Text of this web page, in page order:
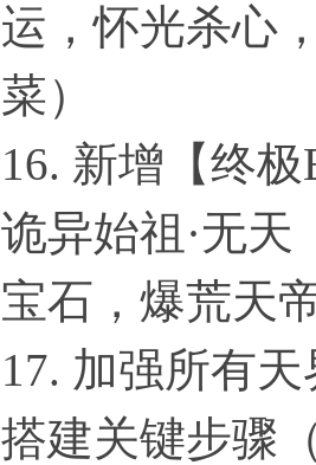
运，怀光杀心
菜）
16. 新增【终
诡异始祖·无
宝石，爆荒天
17. 加强所有
搭建关键步骤